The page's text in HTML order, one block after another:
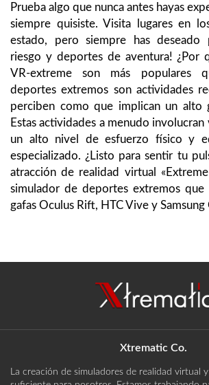
Prueba algo que nunca antes hayas
siempre quisiste. Visita lugares en
estado, pero siempre has deseado
riesgo y deportes de aventura! ¿Por
VR-extreme son más populares
deportes extremos son actividades
perciben como que implican un alto
Estas actividades a menudo
un alto nivel de esfuerzo físico y
especializado. ¿Listo para sentir tu
atracción de realidad virtual
simulador de deportes extremos que
gafas Oculus Rift, HTC Vive y Samsung
Xtrematic Co.
La creación de simuladores de realidad virtual